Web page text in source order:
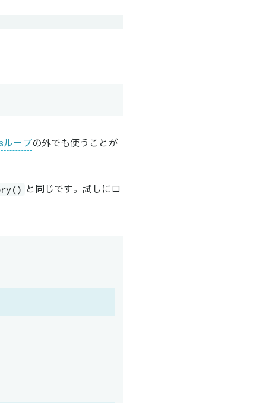
ループの外でも使うことが
と同じです。試しにロ